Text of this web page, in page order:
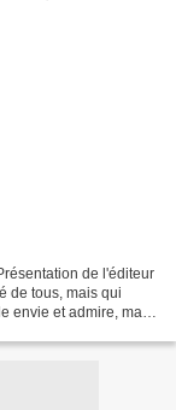
de l'éditeur
de tous, mais qui
envie et admire, mais